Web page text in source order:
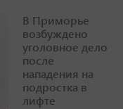
В Приморье
возбуждено
уголовное дело
после
нападения на
подростка в
лифте